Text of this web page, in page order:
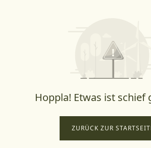
Hoppla! Etwas ist schief
ZURÜCK ZUR